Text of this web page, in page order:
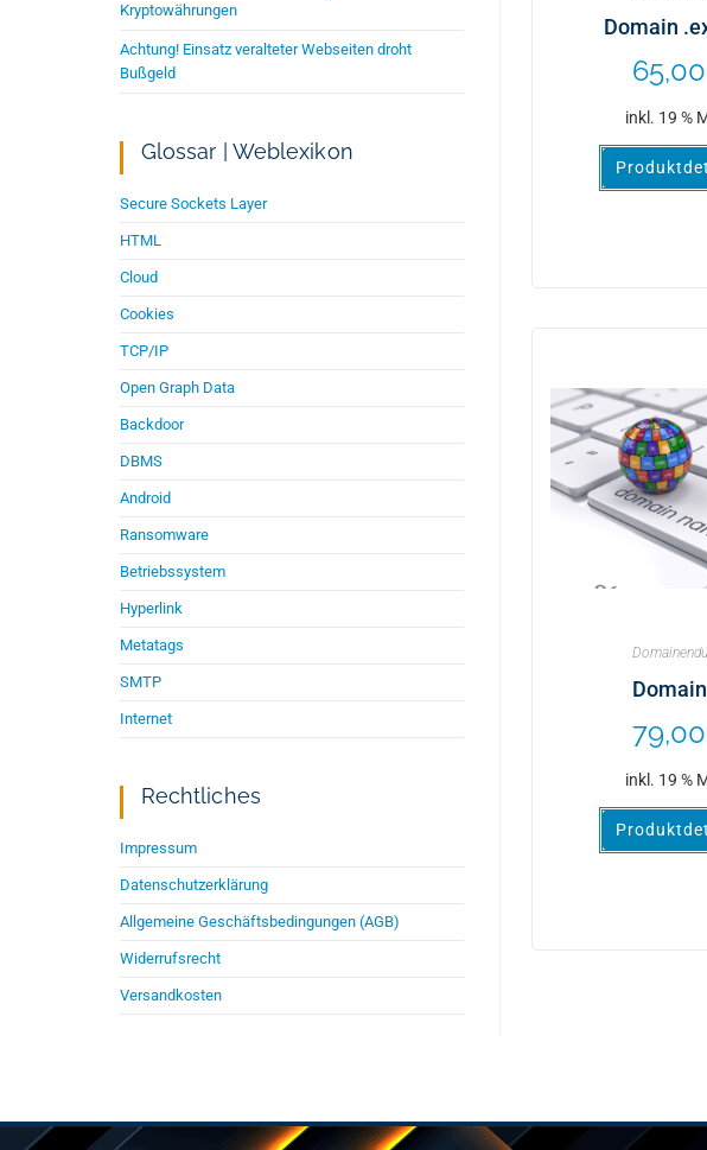
Domain
65,00
inkl. 19 %
79,00
inkl. 19 %
Kryptowährungen
Achtung! Einsatz veralteter Webseiten droht
Bußgeld
Glossar | Weblexikon
Secure Sockets Layer
HTML
Cloud
Cookies
TCP/IP
Open Graph Data
Backdoor
DBMS
Android
Ransomware
Betriebssystem
Hyperlink
Metatags
SMTP
Internet
Rechtliches
Impressum
Datenschutzerklärung
Allgemeine Geschäftsbedingungen (AGB)
Widerrufsrecht
Versandkosten